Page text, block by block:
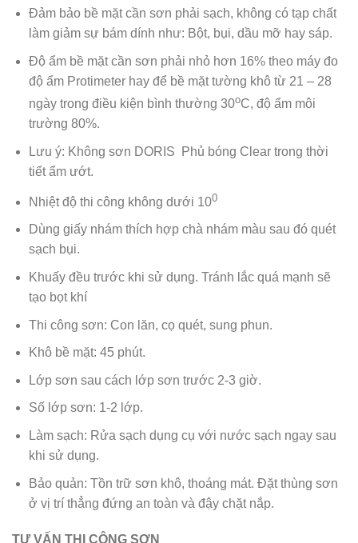
Đảm bảo bề mặt cần sơn phải sạch, không có tạp chất
làm giảm sự bám dính như: Bột, bụi, dầu mỡ hay sáp.
Độ ẩm bề mặt cần sơn phải nhỏ hơn 16% theo máy đo
độ ẩm Protimeter hay để bề mặt tường khô từ 21 – 28
ngày trong điều kiện bình thường 30oC, độ ẩm môi
trường 80%.
Lưu ý: Không sơn DORIS Phủ bóng Clear trong thời
tiết ẩm ướt.
Nhiệt độ thi công không dưới 100
Dùng giấy nhám thích hợp chà nhám màu sau đó quét
sạch bụi.
Khuấy đều trước khi sử dụng. Tránh lắc quá mạnh sẽ
tạo bọt khí
Thi công sơn: Con lăn, cọ quét, sung phun.
Khô bề mặt: 45 phút.
Lớp sơn sau cách lớp sơn trước 2-3 giờ.
Số lớp sơn: 1-2 lớp.
Làm sạch: Rửa sạch dụng cụ với nước sạch ngay sau
khi sử dụng.
Bảo quản: Tồn trữ sơn khô, thoáng mát. Đặt thùng sơn
ở vị trí thẳng đứng an toàn và đậy chặt nắp.
TƯ VẤN THI CÔNG SƠN